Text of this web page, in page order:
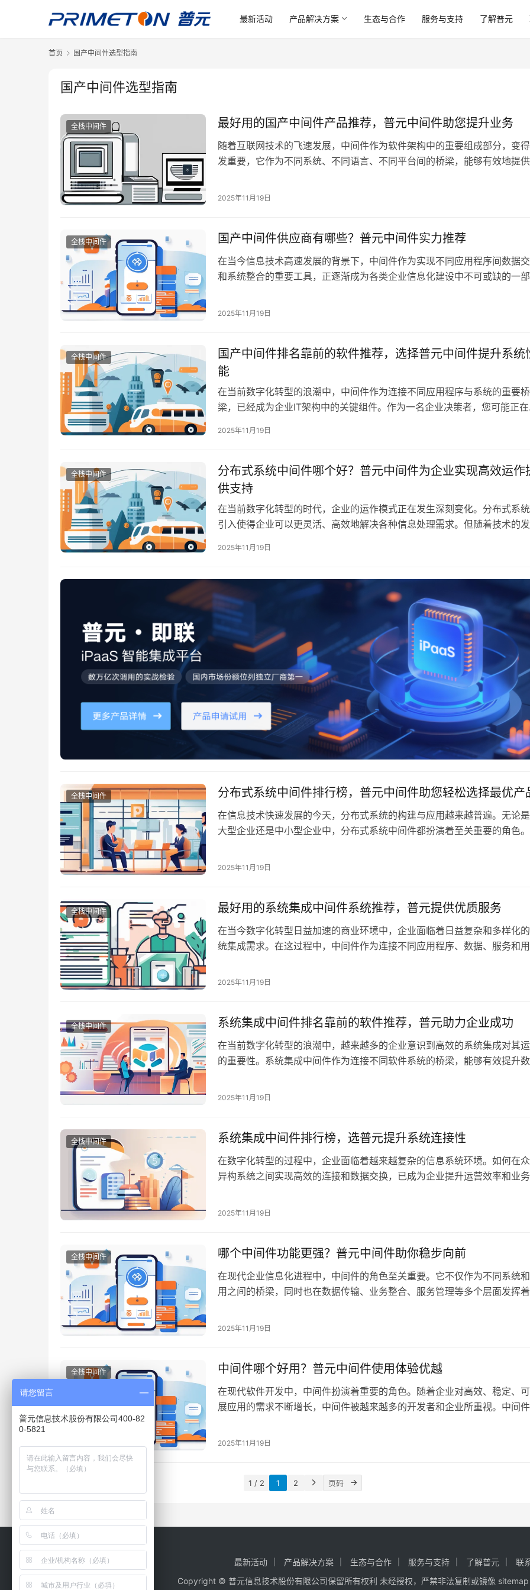
最新活动 产品解决方案 生态与合作 服务与支持 了解普元
首页 国产中间件选型指南
国产中间件选型指南
全栈中间件 最好用的国产中间件产品推荐，普元中间件助您提升业务
随着互联网技术的飞速发展，中间件作为软件架构中的重要组成部分，变
发重要，它作为不同系统、不同语言、不同平台间的桥梁，能够有效地提供
件相继涌现，为企业提供了多个选择。在众多中间件产品中，普元中间件因
2025年11月19日
全栈中间件 国产中间件供应商有哪些？普元中间件实力推荐
在当今信息技术高速发展的背景下，中间件作为实现不同应用程序间数据
和系统整合的重要工具，正逐渐成为各类企业信息化建设中不可或缺的一部
丰富的中间件产品与解决方案。这些中间件在云计算、微服务架构、大数据
2025年11月19日
全栈中间件
国产中间件排名靠前的软件推荐，选择普元中间件提升系统
能
在当前数字化转型的浪潮中，中间件作为连接不同应用程序与系统的重要桥
梁，已经成为企业IT架构中的关键组件。作为一名企业决策者，您可能正在
应商中，选择合适的中间件不仅能提升系统性能，还能有效降低维护成本，
2025年11月19日
全栈中间件
分布式系统中间件哪个好？普元中间件为企业实现高效运作
供支持
在当前数字化转型的时代，企业的运作模式正在发生深刻变化。分布式系
引入使得企业可以更灵活、高效地解决各种信息处理需求。但随着技术的发
面临诸多挑战。选择中间件的关键不仅在于功能和性能，更在于它是否能够
2025年11月19日
全栈中间件 分布式系统中间件排行榜，普元中间件助您轻松选择最优产
在信息技术快速发展的今天，分布式系统的构建与应用越来越普遍。无论
大型企业还是中小型企业中，分布式系统中间件都扮演着至关重要的角色。
性和可维护性。然而，面对市场上众多的中间件产品，如何选择最适合自己
2025年11月19日
全栈中间件 最好用的系统集成中间件系统推荐，普元提供优质服务
在当今数字化转型日益加速的商业环境中，企业面临着日益复杂和多样化
统集成需求。在这过程中，中间件作为连接不同应用程序、数据、服务和用
据交互和业务流程的顺畅运作，还能够提供更高的灵活性和可扩展性，从而
2025年11月19日
全栈中间件 系统集成中间件排名靠前的软件推荐，普元助力企业成功
在当前数字化转型的浪潮中，越来越多的企业意识到高效的系统集成对其
的重要性。系统集成中间件作为连接不同软件系统的桥梁，能够有效提升数
要。中间件不仅涉及到企业的基础架构，还为应用程序的开发、部署和管理
2025年11月19日
全栈中间件 系统集成中间件排行榜，选普元提升系统连接性
在数字化转型的过程中，企业面临着越来越复杂的信息系统环境。如何在
异构系统之间实现高效的连接和数据交换，已成为企业提升运营效率和业务
选择一款适合的中间件解决方案，不仅能够提升系统的连接性，还能有效降
2025年11月19日
全栈中间件 哪个中间件功能更强？普元中间件助你稳步向前
在现代企业信息化进程中，中间件的角色至关重要。它不仅作为不同系统
用之间的桥梁，同时也在数据传输、业务整合、服务管理等多个层面发挥着
能，成为众多企业的选择。本文将从多个维度探讨普元中间件的关键优势，
2025年11月19日
全栈中间件 中间件哪个好用？普元中间件使用体验优越
在现代软件开发中，中间件扮演着重要的角色。随着企业对高效、稳定、
展应用的需求不断增长，中间件被越来越多的开发者和企业所重视。中间件
务整合。然而，市场上中间件的种类繁多，选择合适的中间件对企业的技术
2025年11月19日
1 / 2 1 2
最新活动 产品解决方案 生态与合作 服务与支持 了解普元
联
Copyright © 普元信息技术股份有限公司保留所有权利 未经授权，严禁非法复制或镜像 sitemap
请您留言
普元信息技术股份有限公司400-82
0-5821